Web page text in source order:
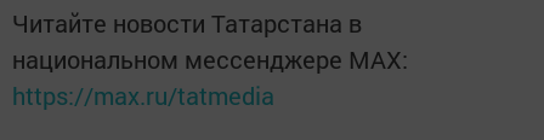
Читайте новости Татарстана в
национальном мессенджере MАХ:
https://max.ru/tatmedia